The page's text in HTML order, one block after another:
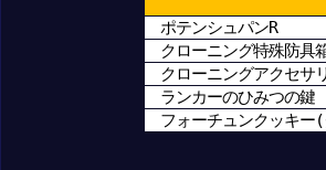
ポテンシュパンR
クローニング特殊防具
クローニングアクセサ
ランカーのひみつの鍵
フォーチュンクッキー